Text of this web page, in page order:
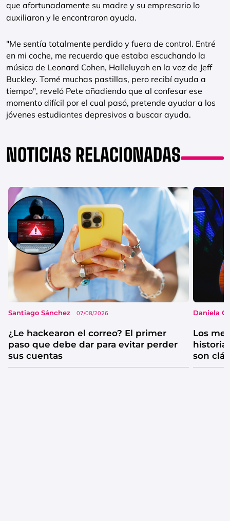
que afortunadamente su madre y su empresario lo
auxiliaron y le encontraron ayuda.
"Me sentía totalmente perdido y fuera de control. Entré
en mi coche, me recuerdo que estaba escuchando la
música de Leonard Cohen, Halleluyah en la voz de Jeff
Buckley. Tomé muchas pastillas, pero recibí ayuda a
tiempo", reveló Pete añadiendo que al confesar ese
momento difícil por el cual pasó, pretende ayudar a los
jóvenes estudiantes depresivos a buscar ayuda.
NOTICIAS RELACIONADAS
Santiago Sánchez 07/08/2026
¿Le hackearon el correo? El primer
paso que debe dar para evitar perder
sus cuentas
Daniela
Los
historia
son